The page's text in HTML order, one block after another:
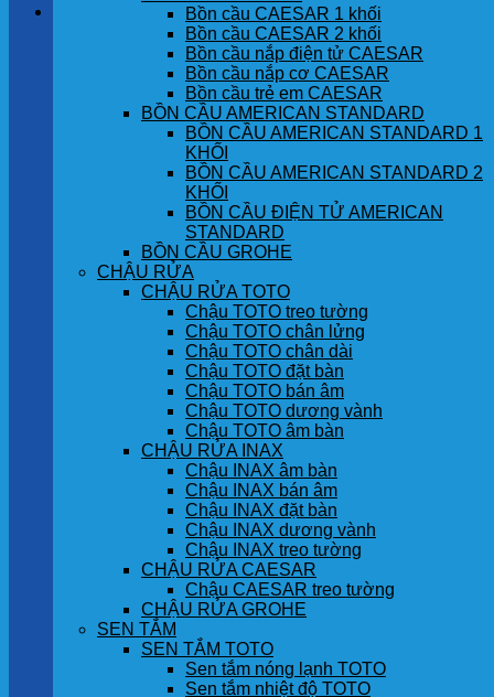
Chưa có sản phẩm trong giỏ hàng.
Bồn cầu CAESAR 1 khối
Bồn cầu CAESAR 2 khối
Bồn cầu nắp điện tử CAESAR
Bồn cầu nắp cơ CAESAR
Bồn cầu trẻ em CAESAR
BỒN CẦU AMERICAN STANDARD
BỒN CẦU AMERICAN STANDARD 1
KHỐI
BỒN CẦU AMERICAN STANDARD 2
KHỐI
BỒN CẦU ĐIỆN TỬ AMERICAN
STANDARD
BỒN CẦU GROHE
CHẬU RỬA
CHẬU RỬA TOTO
Chậu TOTO treo tường
Chậu TOTO chân lửng
Chậu TOTO chân dài
Chậu TOTO đặt bàn
Chậu TOTO bán âm
Chậu TOTO dương vành
Chậu TOTO âm bàn
CHẬU RỬA INAX
Chậu INAX âm bàn
Chậu INAX bán âm
Chậu INAX đặt bàn
Chậu INAX dương vành
Chậu INAX treo tường
CHẬU RỬA CAESAR
Chậu CAESAR treo tường
CHẬU RỬA GROHE
SEN TẮM
SEN TẮM TOTO
Sen tắm nóng lạnh TOTO
Sen tắm nhiệt độ TOTO